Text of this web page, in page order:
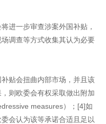
进一步审查涉案外国补贴，
调查等方式收集其认为必要
贴会扭曲内部市场，并且该
则欧委会有权采取做出附加
measures）；[4]如
会认为该等承诺合适且足以